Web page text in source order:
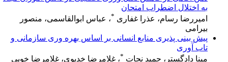
به اختلال اضطراب امتحان
امیررضا رسام، عذرا غفاری *، عباس ابوالقاسمی، منصور
بیرامی
پیش بینی پذیری منابع انسانی بر اساس بهره وری سازمانی و
تاب آوری
مینا دادگستر، حمید نجات * ، غلامرضا خدیوی، غلامرضا خویی